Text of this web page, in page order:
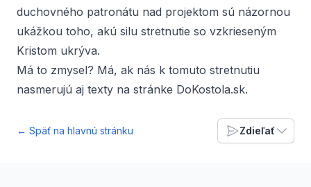
duchovného patronátu nad projektom sú názornou
ukážkou toho, akú silu stretnutie so vzkrieseným
Kristom ukrýva.
Má to zmysel? Má, ak nás k tomuto stretnutiu
nasmerujú aj texty na stránke DoKostola.sk.
← Späť na hlavnú stránku Zdieľať